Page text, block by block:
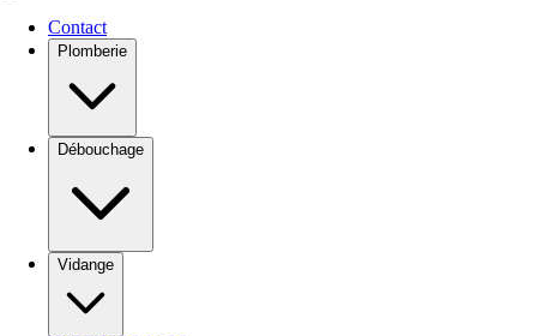
Contact
Plomberie
Débouchage
Vidange